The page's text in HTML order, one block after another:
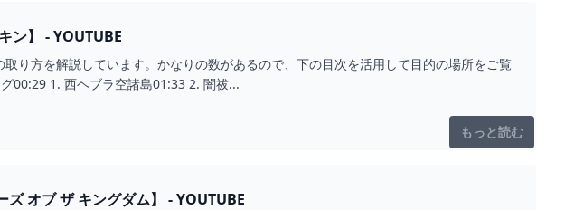
ン】 - YOUTUBE
り方を解説しています。かなりの数があるので、下の目次を活用して目的の場所をご覧
00:29 1. 西ヘブラ空諸島01:33 2. 闇祓...
もっと読む
オブ ザ キングダム】 - YOUTUBE